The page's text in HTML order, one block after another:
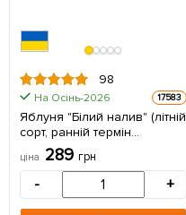
98
На Осінь-2026 17583
Яблуня "Білий налив" (літній
сорт, ранній термін
ціна 289 грн
- +